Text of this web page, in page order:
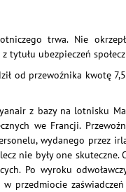
trwa. Nie
tytułu ubezpieczeń
od przewoźnika kwotę
z bazy na lotnisku
we Francji.
wydanego przez
nie były one
Po wyroku
przedmiocie